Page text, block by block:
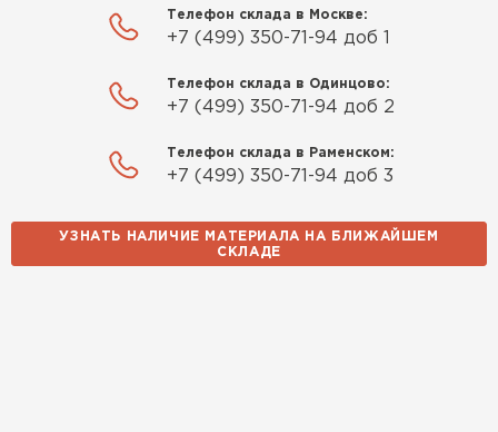
Телефон склада в Москве:
+7 (499) 350-71-94 доб 1
Телефон склада в Одинцово:
+7 (499) 350-71-94 доб 2
Телефон склада в Раменском:
+7 (499) 350-71-94 доб 3
УЗНАТЬ НАЛИЧИЕ МАТЕРИАЛА НА БЛИЖАЙШЕМ
СКЛАДЕ